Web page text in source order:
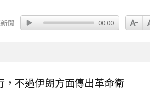
聞 00:00
，不過伊朗方面傳出革命衛